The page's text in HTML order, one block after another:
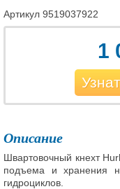
Артикул 9519037922
1
Описание
Швартовочный кнехт
подъема и хранения
гидроциклов.